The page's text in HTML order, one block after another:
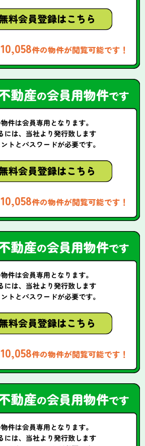
10,058件の物件が閲覧可能です！
10,058件の物件が閲覧可能です！
10,058件の物件が閲覧可能です！